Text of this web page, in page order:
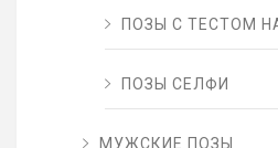
ПОЗЫ С ТЕСТОМ
ПОЗЫ СЕЛФИ
МУЖСКИЕ ПОЗЫ